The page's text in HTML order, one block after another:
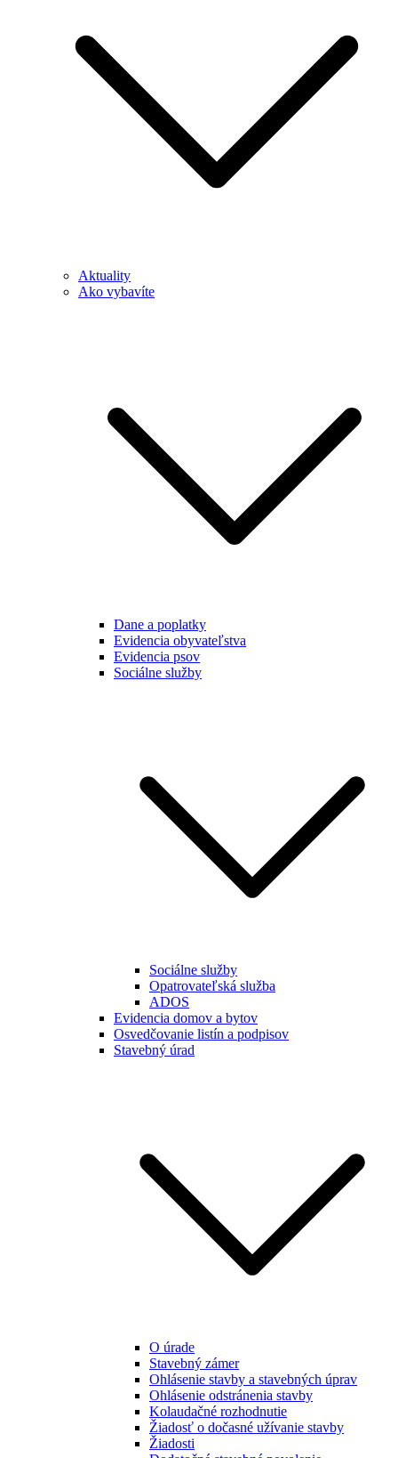
Aktuality
Ako vybavíte
Dane a poplatky
Evidencia obyvateľstva
Evidencia psov
Sociálne služby
Sociálne služby
Opatrovateľská služba
ADOS
Evidencia domov a bytov
Osvedčovanie listín a podpisov
Stavebný úrad
O úrade
Stavebný zámer
Ohlásenie stavby a stavebných úprav
Ohlásenie odstránenia stavby
Kolaudačné rozhodnutie
Žiadosť o dočasné užívanie stavby
Žiadosti